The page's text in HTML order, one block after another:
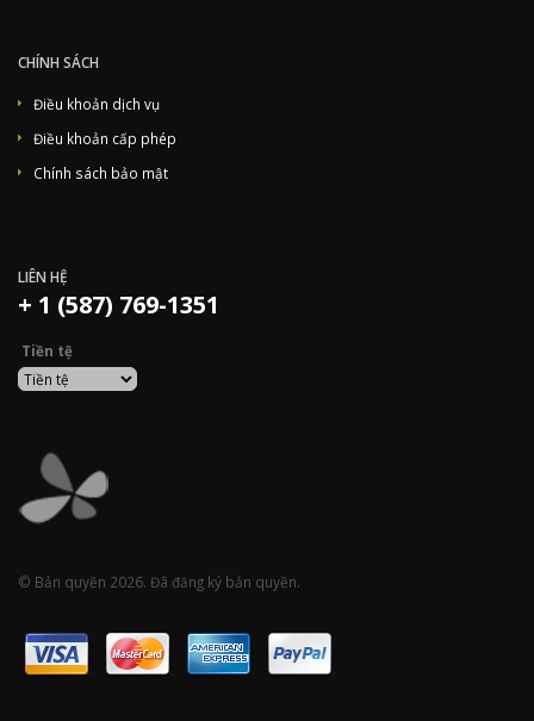
CHÍNH SÁCH
Điều khoản dịch vụ
Điều khoản cấp phép
Chính sách bảo mật
LIÊN HỆ
+ 1 (587) 769-1351
Tiền tệ
© Bản quyền 2026. Đã đăng ký bản quyền.